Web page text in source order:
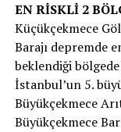
EN RİSKLİ 2
Küçükçekmece
Barajı depremde
beklendiği
İstanbul’un 5.
Büyükçekmece
Büyükçekmece